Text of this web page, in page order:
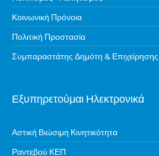
Κοινωνική Πρόνοια
Πολιτική Προστασία
Συμπαραστάτης Δημότη & Επιχείρησης
Εξυπηρετούμαι Ηλεκτρονικά
Αστική Βιώσιμη Κινητικότητα
Ραντεβού ΚΕΠ